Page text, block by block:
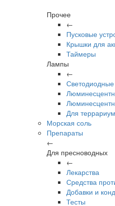
Прочее
←
Пусковые
Крышки для
Таймеры
Лампы
←
Светодиодные
Для
Морская соль
Препараты
←
Для пресноводных
←
Лекарства
Средства
Добавки и
Тесты